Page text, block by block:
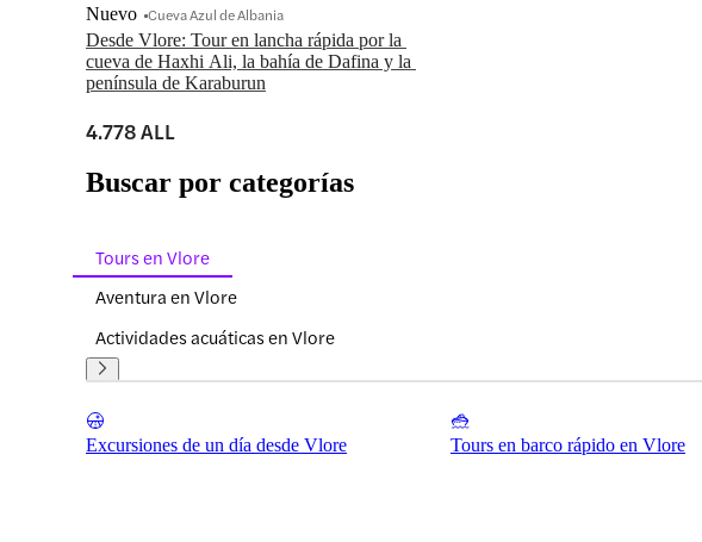
Desde Vlore: Tour en lancha rápida por la
cueva de Haxhi Ali, la bahía de Dafina y la
península de Karaburun
Nuevo Cueva Azul de Albania
4.778 ALL
Buscar por categorías
Tours en Vlore
Aventura en Vlore
Actividades acuáticas en Vlore
Excursiones de un día desde Vlore Tours en barco rápido en Vlore